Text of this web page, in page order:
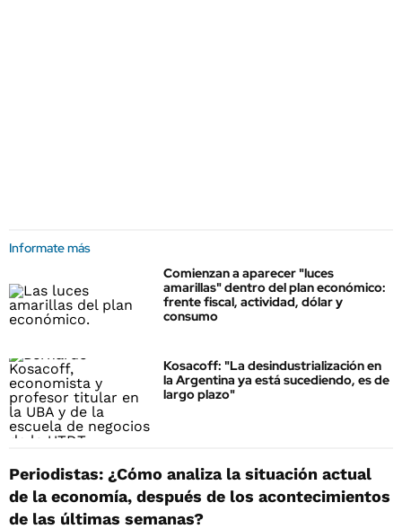
Informate más
Comienzan a aparecer "luces
amarillas" dentro del plan económico:
frente fiscal, actividad, dólar y
consumo
Kosacoff: "La desindustrialización en
la Argentina ya está sucediendo, es de
largo plazo"
Periodistas: ¿Cómo analiza la situación actual
de la economía, después de los acontecimientos
de las últimas semanas?